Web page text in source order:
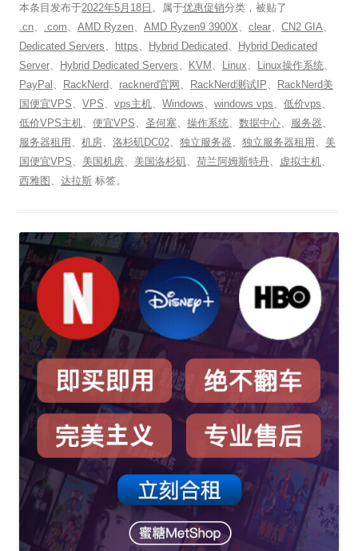
本条目发布于2022年5月18日 。属于优惠促销分类，被贴了
.cn
.com AMD Ryzen AMD Ryzen9 3900X clear CN2 GIA
Dedicated Servers
https Hybrid Dedicated
Hybrid Dedicated
Server
Hybrid Dedicated Servers KVM Linux Linux操作系统
PayPal
RackNerd racknerd官网 RackNerd测试IP
RackNerd美
国便宜VPS
VPS vps主机 Windows windows vps 低价vps
低价VPS主机
便宜VPS 圣何塞 操作系统 数据中心 服务器
服务器租用
机房 洛杉矶DC02 独立服务器 独立服务器租用
美
国便宜VPS
美国机房 美国洛杉矶 荷兰阿姆斯特丹 虚拟主机
西雅图
达拉斯 标签。